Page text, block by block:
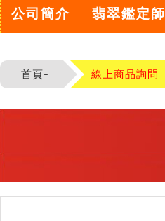
公司簡介 翡翠鑑定師
首頁- 線上商品詢問